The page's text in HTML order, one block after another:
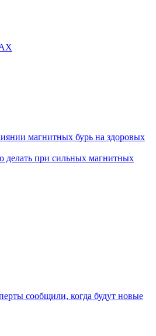
магнитных бурь на здоровых
делать при сильных магнитных
сообщили, когда будут новые